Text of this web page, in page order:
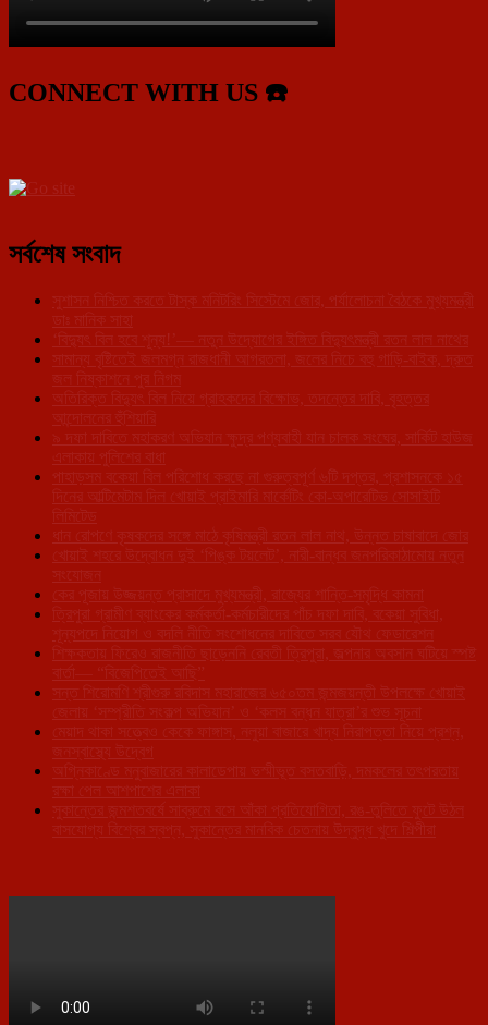
CONNECT WITH US ☎️
সর্বশেষ সংবাদ
সুশাসন নিশ্চিত করতে টাস্ক মনিটরিং সিস্টেমে জোর, পর্যালোচনা বৈঠকে মুখ্যমন্ত্রী
ডাঃ মানিক সাহা
‘বিদ্যুৎ বিল হবে শূন্য!’— নতুন উদ্যোগের ইঙ্গিত বিদ্যুৎমন্ত্রী রতন লাল নাথের
সামান্য বৃষ্টিতেই জলমগ্ন রাজধানী আগরতলা, জলের নিচে বহু গাড়ি-বাইক, দ্রুত
জল নিষ্কাশনে পুর নিগম
অতিরিক্ত বিদ্যুৎ বিল নিয়ে গ্রাহকদের বিক্ষোভ, তদন্তের দাবি, বৃহত্তর
আন্দোলনের হুঁশিয়ারি
৯ দফা দাবিতে মহাকরণ অভিযান ক্ষুদ্র পণ্যবাহী যান চালক সংঘের, সার্কিট হাউজ
এলাকায় পুলিশের বাধা
পাহাড়সম বকেয়া বিল পরিশোধ করছে না গুরুত্বপূর্ণ ৬টি দপ্তর, প্রশাসনকে ১৫
দিনের আল্টিমেটাম দিল খোয়াই প্রাইমারি মার্কেটিং কো-অপারেটিভ সোসাইটি
লিমিটেড
ধান রোপণে কৃষকদের সঙ্গে মাঠে কৃষিমন্ত্রী রতন লাল নাথ, উন্নত চাষাবাদে জোর
খোয়াই শহরে উদ্বোধন দুই ‘পিঙ্ক টয়লেট’, নারী-বান্ধব জনপরিকাঠামোয় নতুন
সংযোজন
কের পূজায় উজ্জয়ন্ত প্রাসাদে মুখ্যমন্ত্রী, রাজ্যের শান্তি-সমৃদ্ধি কামনা
ত্রিপুরা গ্রামীণ ব্যাংকের কর্মকর্তা-কর্মচারীদের পাঁচ দফা দাবি, বকেয়া সুবিধা,
শূন্যপদে নিয়োগ ও বদলি নীতি সংশোধনের দাবিতে সরব যৌথ ফেডারেশন
শিক্ষকতায় ফিরেও রাজনীতি ছাড়েননি রেবতী ত্রিপুরা, জল্পনার অবসান ঘটিয়ে স্পষ্ট
বার্তা— “বিজেপিতেই আছি”
সন্ত শিরোমণি শ্রীগুরু রবিদাস মহারাজের ৬৫০তম জন্মজয়ন্তী উপলক্ষে খোয়াই
জেলায় ‘সম্প্রীতি সংকল্প অভিযান’ ও ‘কলস বন্ধন যাত্রা’র শুভ সূচনা
মেয়াদ থাকা সত্ত্বেও কেকে ফাঙ্গাস, নলুয়া বাজারে খাদ্য নিরাপত্তা নিয়ে প্রশ্ন,
জনস্বাস্থ্যে উদ্বেগ
অগ্নিকাণ্ডে মনুবাজারের কালাডেপায় ভস্মীভূত বসতবাড়ি, দমকলের তৎপরতায়
রক্ষা পেল আশপাশের এলাকা
সুকান্তের জন্মশতবর্ষে সাব্রুমে বসে আঁকা প্রতিযোগিতা, রঙ-তুলিতে ফুটে উঠল
বাসযোগ্য বিশ্বের স্বপ্ন, সুকান্তের মানবিক চেতনায় উদ্বুদ্ধ খুদে শিল্পীরা